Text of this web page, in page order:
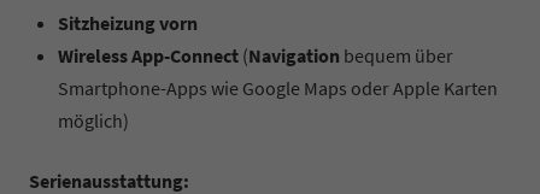
Sitzheizung vorn
Wireless App-Connect (Navigation bequem über
Smartphone-Apps wie Google Maps oder Apple Karten
möglich)
Serienausstattung: